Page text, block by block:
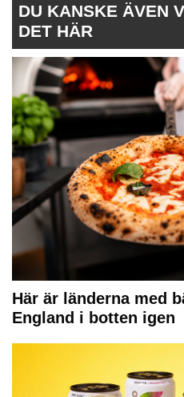
DU KANSKE ÄVEN
DET HÄR
Här är länderna med
England i botten igen